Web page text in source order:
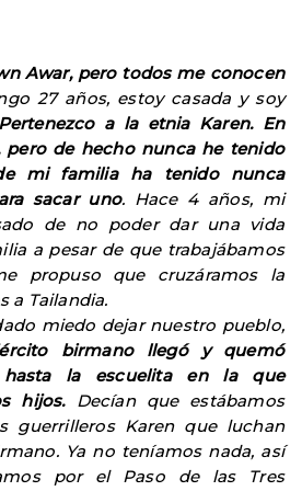
Awar, pero todos me conocen
27 años, estoy casada y soy
Pertenezco a la etnia Karen. En
pero de hecho nunca he tenido
mi familia ha tenido nunca
sacar uno. Hace 4 años, mi
de no poder dar una vida
a pesar de que trabajábamos
propuso que cruzáramos la
a Tailandia.
miedo dejar nuestro pueblo,
birmano llegó y quemó
hasta la escuelita en la que
hijos.Decían que estábamos
guerrilleros Karen que luchan
Ya no teníamos nada, así
por el Paso de las Tres